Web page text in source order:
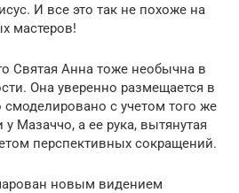
И все это так не похоже на
мастеров!
Святая Анна тоже необычна в
Она уверенно размещается в
смоделировано с учетом того же
у Мазаччо, а ее рука, вытянутая
перспективных сокращений.
новым видением